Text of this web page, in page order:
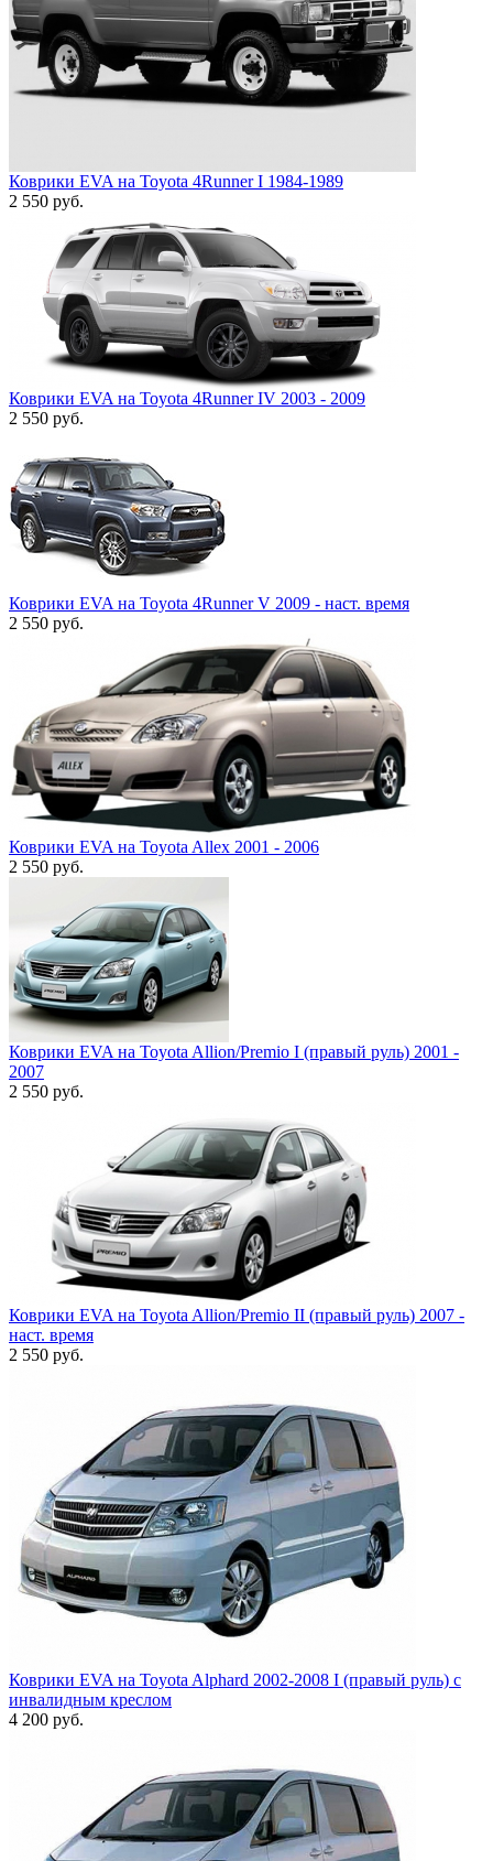
Коврики EVA на Toyota 4Runner I 1984-1989
2 550 руб.
Коврики EVA на Toyota 4Runner IV 2003 - 2009
2 550 руб.
Коврики EVA на Toyota 4Runner V 2009 - наст. время
2 550 руб.
Коврики EVA на Toyota Allex 2001 - 2006
2 550 руб.
Коврики EVA на Toyota Allion/Premio I (правый руль) 2001 -
2007
2 550 руб.
Коврики EVA на Toyota Allion/Premio II (правый руль) 2007 -
наст. время
2 550 руб.
Коврики EVA на Toyota Alphard 2002-2008 I (правый руль) с
инвалидным креслом
4 200 руб.